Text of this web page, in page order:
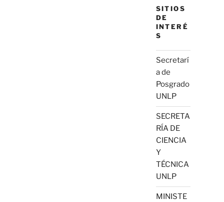
SITIOS
DE
INTERÉ
S
Secretarí
a de
Posgrado
UNLP
SECRETA
RÍA DE
CIENCIA
Y
TÉCNICA
UNLP
MINISTE